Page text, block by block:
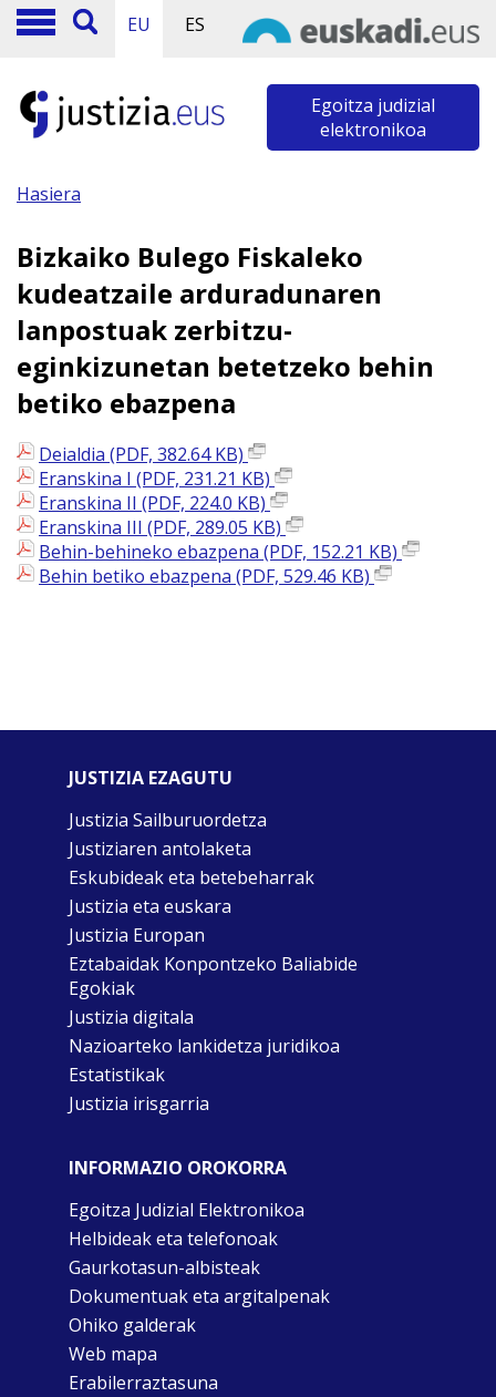
EU ES
Egoitza judizial
elektronikoa
Hasiera
Bizkaiko Bulego Fiskaleko
kudeatzaile arduradunaren
lanpostuak zerbitzu-
eginkizunetan betetzeko behin
betiko ebazpena
Deialdia (PDF, 382.64 KB)
Eranskina I (PDF, 231.21 KB)
Eranskina II (PDF, 224.0 KB)
Eranskina III (PDF, 289.05 KB)
Behin-behineko ebazpena (PDF, 152.21 KB)
Behin betiko ebazpena (PDF, 529.46 KB)
JUSTIZIA EZAGUTU
Justizia Sailburuordetza
Justiziaren antolaketa
Eskubideak eta betebeharrak
Justizia eta euskara
Justizia Europan
Eztabaidak Konpontzeko Baliabide
Egokiak
Justizia digitala
Nazioarteko lankidetza juridikoa
Estatistikak
Justizia irisgarria
INFORMAZIO OROKORRA
Egoitza Judizial Elektronikoa
Helbideak eta telefonoak
Gaurkotasun-albisteak
Dokumentuak eta argitalpenak
Ohiko galderak
Web mapa
Erabilerraztasuna